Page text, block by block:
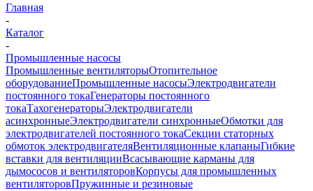
Главная
-
Каталог
-
Промышленные насосы
Промышленные вентиляторыОтопительное
оборудованиеПромышленные насосыЭлектродвигатели
постоянного токаГенераторы постоянного
токаТахогенераторыЭлектродвигатели
асинхронныеЭлектродвигатели синхронныеОбмотки для
электродвигателей постоянного токаСекции статорных
обмоток электродвигателяВентиляционные клапаныГибкие
вставки для вентиляцииВсасывающие карманы для
дымососов и вентиляторовКорпусы для промышленных
вентиляторовПружинные и резиновые